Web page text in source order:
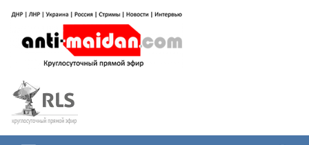
содержимому
Антимайдан: Гражданская война
на Украине
гражданской войне на Украине, включая события в Новороссии, ДНР,
ЛНР и других регионах.